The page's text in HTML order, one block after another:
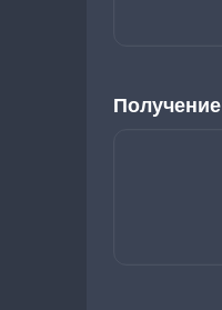
Получение